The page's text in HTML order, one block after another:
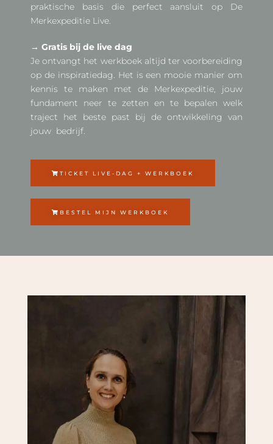
praktische basis die perfect aansluit op De
Merkexpeditie Live.
→ Gratis bij de live dag
Je ontvangt het werkboek altijd ter voorbereiding
op de inspiratiedag. Het is een mooie manier om
kennis te maken met de Merkexpeditie, jouw
fundament neer te zetten en te bepalen welk
traject het beste past bij de ontwikkeling van
jouw bedrijf.
TICKET LIVE-DAG + WERKBOEK
BESTEL MIJN WERKBOEK